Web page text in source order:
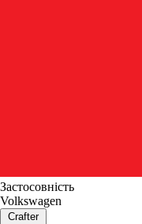
Застосовність
Volkswagen
Crafter